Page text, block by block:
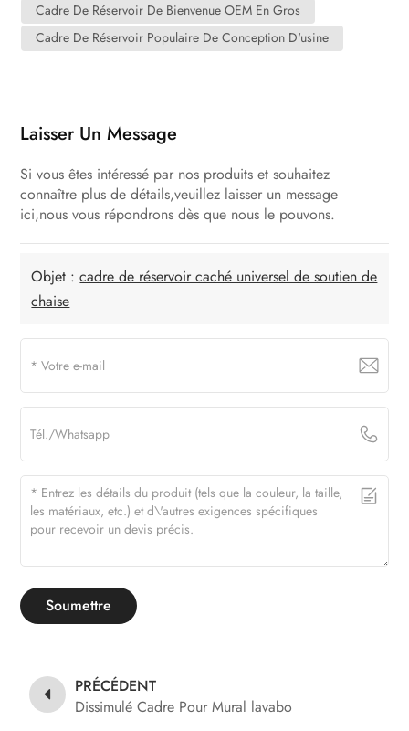
Cadre De Réservoir De Bienvenue OEM En Gros
Cadre De Réservoir Populaire De Conception D'usine
Laisser Un Message
Si vous êtes intéressé par nos produits et souhaitez
connaître plus de détails,veuillez laisser un message
ici,nous vous répondrons dès que nous le pouvons.
Objet :cadre de réservoir caché universel de soutien de
chaise
Soumettre
PRÉCÉDENT
Dissimulé Cadre Pour Mural lavabo